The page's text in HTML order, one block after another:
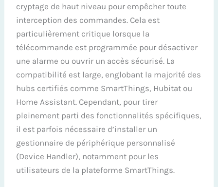
cryptage de haut niveau pour empêcher toute
interception des commandes. Cela est
particulièrement critique lorsque la
télécommande est programmée pour désactiver
une alarme ou ouvrir un accès sécurisé. La
compatibilité est large, englobant la majorité des
hubs certifiés comme SmartThings, Hubitat ou
Home Assistant. Cependant, pour tirer
pleinement parti des fonctionnalités spécifiques,
il est parfois nécessaire d’installer un
gestionnaire de périphérique personnalisé
(Device Handler), notamment pour les
utilisateurs de la plateforme SmartThings.